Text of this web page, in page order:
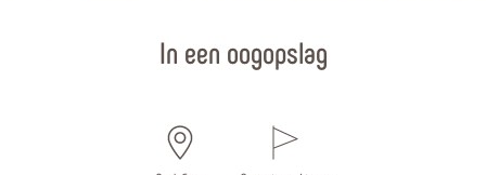
In een oogopslag